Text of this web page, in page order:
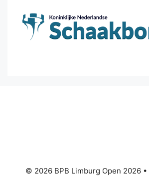
© 2026 BPB Limburg Open 2026•